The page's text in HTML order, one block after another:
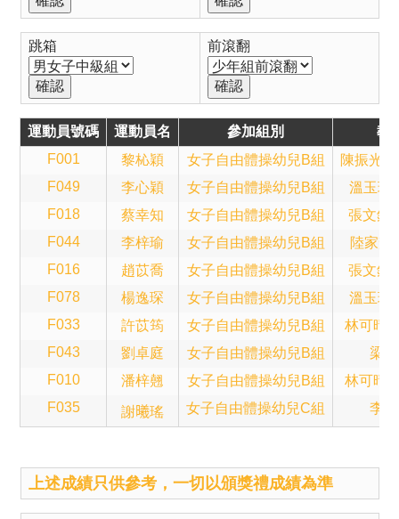
跳箱 前滾翻
運動員號碼 運動員名 參加組別
教
F001
黎杺穎 女子自由體操幼兒B組
陳振光
F049
李心穎 女子自由體操幼兒B組
溫玉珍
F018
蔡幸知 女子自由體操幼兒B組
張文鈞
F044
李梓瑜 女子自由體操幼兒B組
陸家輝
F016
趙苡喬 女子自由體操幼兒B組
張文鈞
F078
楊逸琛 女子自由體操幼兒B組
溫玉珍
F033
許苡筠 女子自由體操幼兒B組
林可晴
F043
劉卓庭 女子自由體操幼兒B組
梁
F010
潘梓翹 女子自由體操幼兒B組
林可晴
F035
謝𣌀瑤 女子自由體操幼兒C組 李
上述成績只供參考，一切以頒獎禮成績為準